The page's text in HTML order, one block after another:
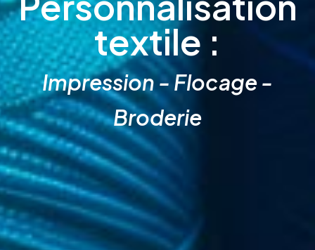
textile :
Impression - Flocage -
Broderie